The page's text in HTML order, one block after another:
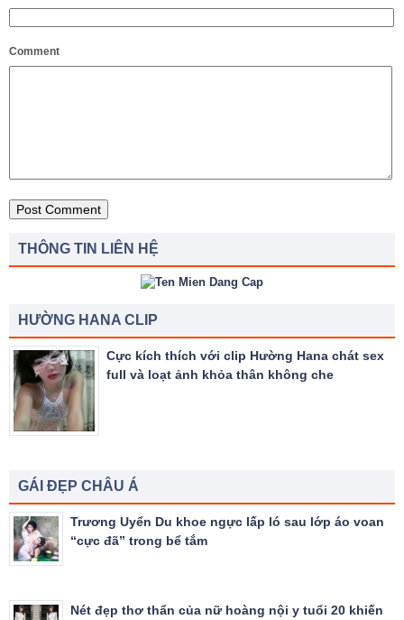
Comment
THÔNG TIN LIÊN HỆ
HƯỜNG HANA CLIP
Cực kích thích với clip Hường Hana chát sex
full và loạt ảnh khỏa thân không che
GÁI ĐẸP CHÂU Á
Trương Uyển Du khoe ngực lấp ló sau lớp áo voan
“cực đã” trong bể tắm
Nét đẹp thơ thẩn của nữ hoàng nội y tuổi 20 khiến